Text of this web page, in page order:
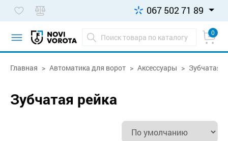
067 502 71 89
0
Главная Автоматика для ворот Аксессуары Зубчатая
Зубчатая рейка